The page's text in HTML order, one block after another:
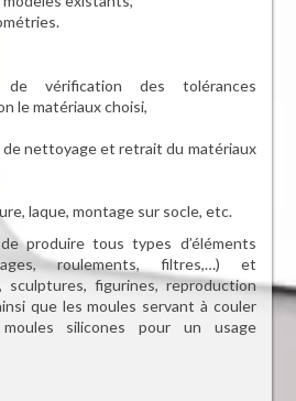
de vérification des tolérances
le matériaux choisi,
nettoyage et retrait du matériaux
laque, montage sur socle, etc.
produire tous types d’éléments
roulements, filtres,…) et
sculptures, figurines, reproduction
que les moules servant à couler
silicones pour un usage